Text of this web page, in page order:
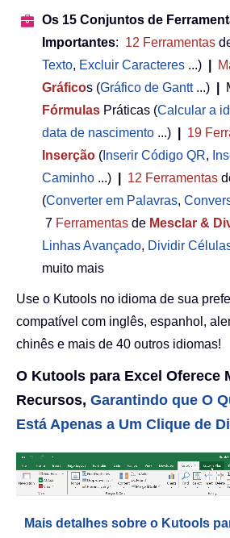
Os 15 Conjuntos de
Importantes: 12 Ferramentas
Texto, Excluir Caracteres ...)
Gráficos (Gráfico de Gantt...)
Fórmulas Práticas (Calcular a
data de nascimento ...) 19
Inserção ( Inserir Código QR,
Caminho ...) 12 Ferramentas
(Converter em Palavras,
7 Ferramentas de Mesclar &
Linhas Avançado, Dividir
muito mais
Use o Kutools no idioma de sua
compatível com inglês, espanhol,
chinês e mais de 40 outros idiomas!
O Kutools para Excel Oferece
Recursos, Garantindo que O
Está Apenas a Um Clique de
Mais detalhes sobre o Kutools